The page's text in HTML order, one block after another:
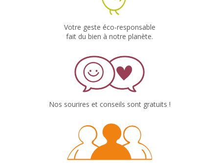
Votre geste éco-responsable
fait du bien à notre planète.
Nos sourires et conseils sont gratuits !